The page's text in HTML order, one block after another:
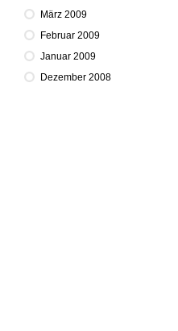
März 2009
Februar 2009
Januar 2009
Dezember 2008